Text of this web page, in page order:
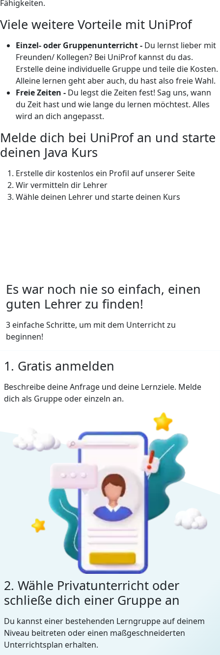
Fähigkeiten.
Viele weitere Vorteile mit UniProf
Einzel- oder Gruppenunterricht - Du lernst lieber mit
Freunden/ Kollegen? Bei UniProf kannst du das.
Erstelle deine individuelle Gruppe und teile die Kosten.
Alleine lernen geht aber auch, du hast also freie Wahl.
Freie Zeiten - Du legst die Zeiten fest! Sag uns, wann
du Zeit hast und wie lange du lernen möchtest. Alles
wird an dich angepasst.
Melde dich bei UniProf an und starte
deinen Java Kurs
Erstelle dir kostenlos ein Profil auf unserer Seite
Wir vermitteln dir Lehrer
Wähle deinen Lehrer und starte deinen Kurs
Es war noch nie so einfach, einen
guten Lehrer zu finden!
3 einfache Schritte, um mit dem Unterricht zu
beginnen!
1. Gratis anmelden
Beschreibe deine Anfrage und deine Lernziele. Melde
dich als Gruppe oder einzeln an.
2. Wähle Privatunterricht oder
schließe dich einer Gruppe an
Du kannst einer bestehenden Lerngruppe auf deinem
Niveau beitreten oder einen maßgeschneiderten
Unterrichtsplan erhalten.